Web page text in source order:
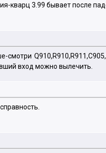
кварц 3.99 бывает после
смотри
вход можно вылечить.